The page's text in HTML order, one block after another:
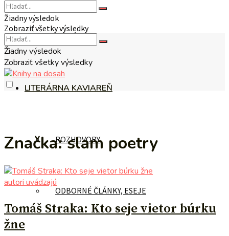
NA TÉMU
LITERÁRNA KAVIAREŇ
ROZHOVORY
ODBORNÉ ČLÁNKY, ESEJE
Žiadny výsledok
Zobraziť všetky výsledky
Žiadny výsledok
Zobraziť všetky výsledky
Značka:slam poetry
autori uvádzajú
Tomáš Straka: Kto seje vietor búrku
žne